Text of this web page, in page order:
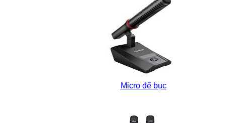
Micro để bục